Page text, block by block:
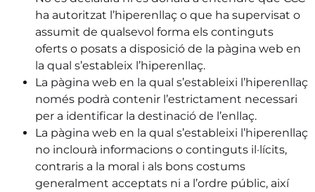
ha autoritzat l’hiperenllaç o que ha supervisat o
assumit de qualsevol forma els continguts
oferts o posats a disposició de la pàgina web en
la qual s’estableix l’hiperenllaç.
La pàgina web en la qual s’estableixi l’hiperenllaç
només podrà contenir l’estrictament necessari
per a identificar la destinació de l’enllaç.
La pàgina web en la qual s’estableixi l’hiperenllaç
no inclourà informacions o continguts il·lícits,
contraris a la moral i als bons costums
generalment acceptats ni a l’ordre públic, així